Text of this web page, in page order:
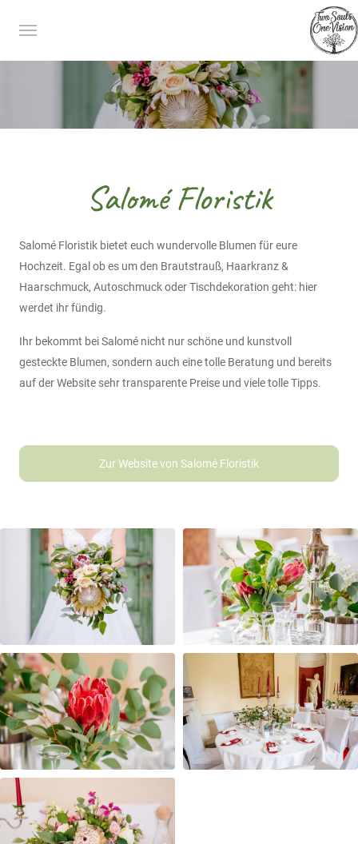
Salomé Floristik
Salomé Floristik bietet euch wundervolle Blumen für eure
Hochzeit. Egal ob es um den Brautstrauß, Haarkranz &
Haarschmuck, Autoschmuck oder Tischdekoration geht: hier
werdet ihr fündig.
Ihr bekommt bei Salomé nicht nur schöne und kunstvoll
gesteckte Blumen, sondern auch eine tolle Beratung und bereits
auf der Website sehr transparente Preise und viele tolle Tipps.
Zur Website von Salomé Floristik